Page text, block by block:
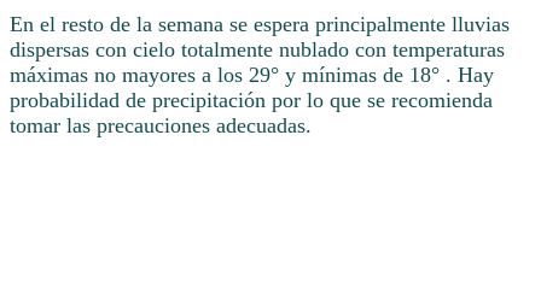
En el resto de la semana se espera principalmente lluvias
dispersas con cielo totalmente nublado con temperaturas
máximas no mayores a los 29° y mínimas de 18° . Hay
probabilidad de precipitación por lo que se recomienda
tomar las precauciones adecuadas.